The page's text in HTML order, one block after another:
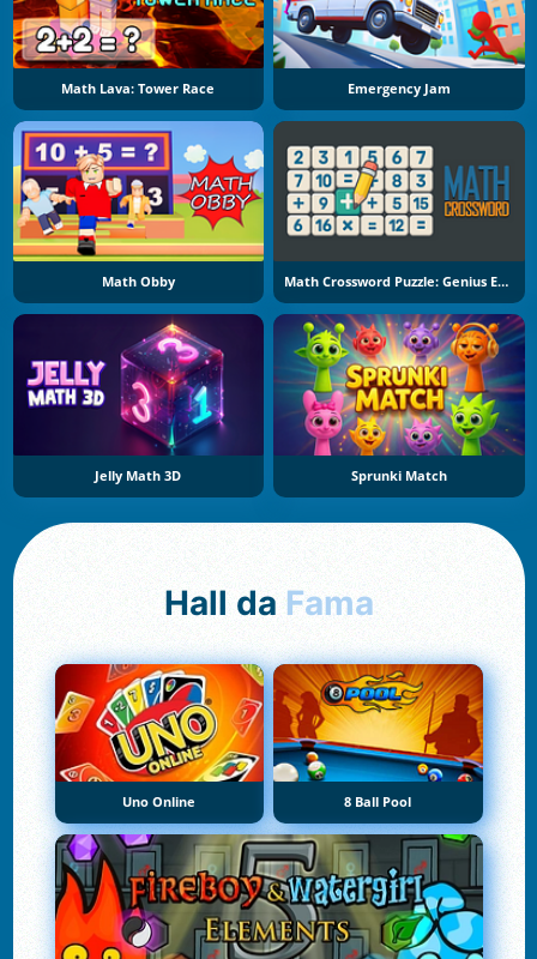
Math Lava: Tower Race Emergency Jam
Math Obby Math Crossword Puzzle: Genius Edition
Jelly Math 3D Sprunki Match
Hall da Fama
Uno Online 8 Ball Pool